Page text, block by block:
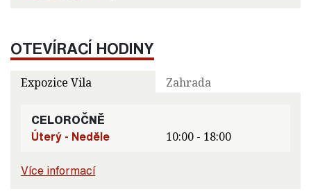
OTEVÍRACÍ HODINY
Expozice Vila Zahrada
CELOROČNĚ
Úterý - Neděle
10:00 - 18:00
Více informací